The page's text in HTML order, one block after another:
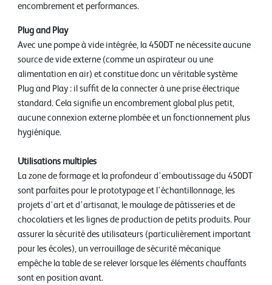
encombrement et performances.
Plug and Play
Avec une pompe à vide intégrée, la 450DT ne nécessite aucune
source de vide externe (comme un aspirateur ou une
alimentation en air) et constitue donc un véritable système
Plug and Play : il suffit de la connecter à une prise électrique
standard. Cela signifie un encombrement global plus petit,
aucune connexion externe plombée et un fonctionnement plus
hygiénique.
Utilisations multiples
La zone de formage et la profondeur d'emboutissage du 450DT
sont parfaites pour le prototypage et l'échantillonnage, les
projets d'art et d'artisanat, le moulage de pâtisseries et de
chocolatiers et les lignes de production de petits produits. Pour
assurer la sécurité des utilisateurs (particulièrement important
pour les écoles), un verrouillage de sécurité mécanique
empêche la table de se relever lorsque les éléments chauffants
sont en position avant.